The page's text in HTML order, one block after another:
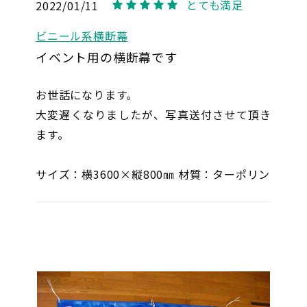
2022/01/11
とても満足
ビニール系横断幕
イベント用の横断幕です
お世話になります。
大変遅くなりましたが、写真送付させて頂き
ます。
サイズ：横3600×縦800㎜ 材質：ターポリン